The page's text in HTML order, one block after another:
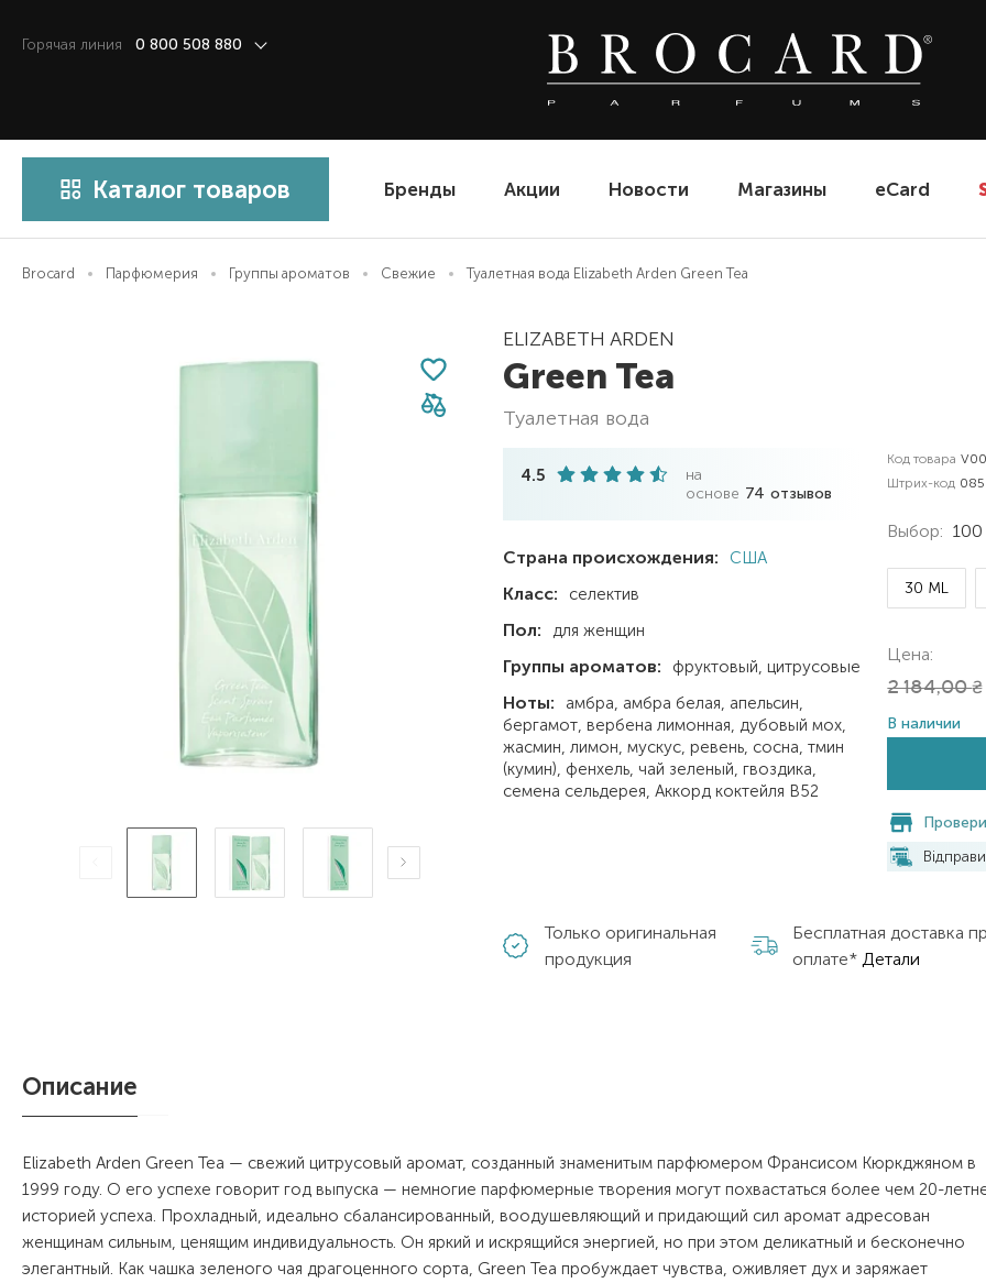
Горячая линия 0 800 508 880
Каталог товаров Бренды Акции Новости Магазины eCard
Brocard Парфюмерия Группы ароматов Свежие Туалетная вода Elizabeth Arden Green Tea
ELIZABETH ARDEN
Green Tea
туалетная вода
4.5
на
основе 74 отзывов
Страна происхождения: США
Класс: селектив
Пол: для женщин
Группы ароматов: фруктовый цитрусовые
Ноты: амбра амбра белая апельсин
бергамот вербена лимонная дубовый мох
жасмин лимон мускус ревень сосна тмин
(кумин) фенхель чай зеленый гвоздика
семена сельдерея Аккорд коктейля В52
Код товара
Штрих-код
Выбор:
30 ML
Цена:
2 184,00₴
В наличии
Только оригинальная
продукция
Бесплатная доставка
оплате* Детали
Описание
Elizabeth Arden Green Tea — свежий цитрусовый аромат, созданный знаменитым парфюмером Франсисом Кюркджяном в
1999 году. О его успехе говорит год выпуска — немногие парфюмерные творения могут похвастаться более чем 20-
историей успеха. Прохладный, идеально сбалансированный, воодушевляющий и придающий сил аромат адресован
женщинам сильным, ценящим индивидуальность. Он яркий и искрящийся энергией, но при этом деликатный и бесконечно
элегантный. Как чашка зеленого чая драгоценного сорта, Green Tea пробуждает чувства, оживляет дух и заряжает